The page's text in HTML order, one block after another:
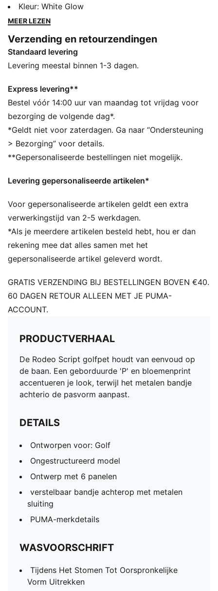
accentueren je look, terwijl het metalen bandje
achterio de pasvorm aanpast.
Ontworpen voor: Golf
Ongestructureerd model
Ontwerp met 6 panelen
PUMA-merkdetails
Kleur: White Glow
MEER LEZEN
Verzending en retourzendingen
Standaard levering
Levering meestal binnen 1-3 dagen.
Express levering**
Bestel vóór 14:00 uur van maandag tot vrijdag voor
bezorging de volgende dag*.
*Geldt niet voor zaterdagen. Ga naar “Ondersteuning
> Bezorging” voor details.
**Gepersonaliseerde bestellingen niet mogelijk.
Levering gepersonaliseerde artikelen*
Voor gepersonaliseerde artikelen geldt een extra
verwerkingstijd van 2-5 werkdagen.
*Als je meerdere artikelen besteld hebt, hou er dan
rekening mee dat alles samen met het
gepersonaliseerde artikel geleverd wordt.
GRATIS VERZENDING BIJ BESTELLINGEN BOVEN €40.
60 DAGEN RETOUR ALLEEN MET JE PUMA-
ACCOUNT.
PRODUCTVERHAAL
De Rodeo Script golfpet houdt van eenvoud op
de baan. Een geborduurde 'P' en bloemenprint
accentueren je look, terwijl het metalen bandje
achterio de pasvorm aanpast.
DETAILS
Ontworpen voor: Golf
Ongestructureerd model
Ontwerp met 6 panelen
verstelbaar bandje achterop met metalen
sluiting
PUMA-merkdetails
WASVOORSCHRIFT
Tijdens Het Stomen Tot Oorspronkelijke
Vorm Uitrekken